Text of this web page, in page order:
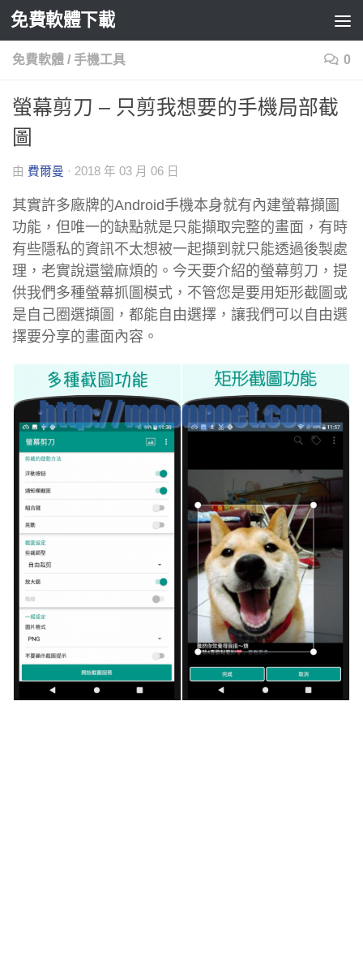
Skip to content
免費軟體下載
免費軟體 / 手機工具 0
螢幕剪刀 – 只剪我想要的手機局部截
圖
由 費爾曼 · 2018 年 03 月 06 日
其實許多廠牌的Android手機本身就有內建螢幕擷圖
功能，但唯一的缺點就是只能擷取完整的畫面，有時
有些隱私的資訊不太想被一起擷到就只能透過後製處
理，老實說還蠻麻煩的。今天要介紹的螢幕剪刀，提
供我們多種螢幕抓圖模式，不管您是要用矩形截圖或
是自己圈選擷圖，都能自由選擇，讓我們可以自由選
擇要分享的畫面內容。